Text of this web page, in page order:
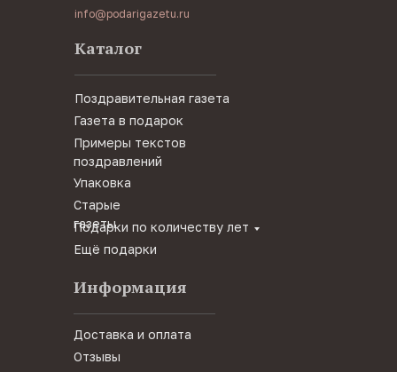
info@podarigazetu.ru
Каталог
Информация
Поздравительная газета
Газета в подарок
Упаковка
Примеры текстов
поздравлений
Доставка и оплата
Отзывы
Старые
газеты
Ещё подарки
Подарки по количеству лет